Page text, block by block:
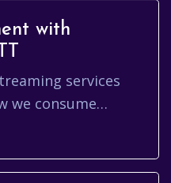
with
services
we consume
myriad of